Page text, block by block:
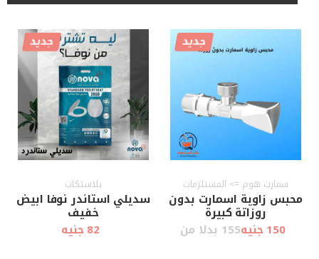
جديد
سمارت هوم => المستلزمات
محبس زاوية اسمارت بدون
روزاتة كبيرة
150 جنيه
155 بدلا من
جديد
بلاستكات
سديلي استاندر نوفا ابيض
خفيف
82 جنيه